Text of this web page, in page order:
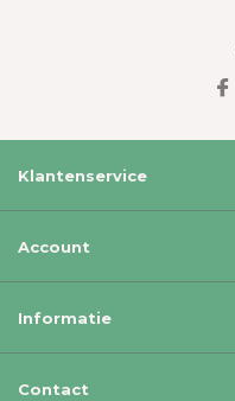
Klantenservice
Account
Informatie
Contact